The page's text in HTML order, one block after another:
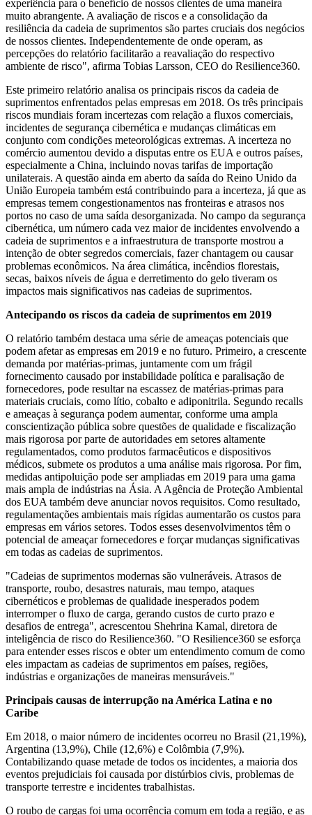
experiência para o benefício de nossos clientes de uma maneira
muito abrangente. A avaliação de riscos e a consolidação da
resiliência da cadeia de suprimentos são partes cruciais dos negócios
de nossos clientes. Independentemente de onde operam, as
percepções do relatório facilitarão a reavaliação do respectivo
ambiente de risco", afirma Tobias Larsson, CEO do Resilience360.
Este primeiro relatório analisa os principais riscos da cadeia de
suprimentos enfrentados pelas empresas em 2018. Os três principais
riscos mundiais foram incertezas com relação a fluxos comerciais,
incidentes de segurança cibernética e mudanças climáticas em
conjunto com condições meteorológicas extremas. A incerteza no
comércio aumentou devido a disputas entre os EUA e outros países,
especialmente a China, incluindo novas tarifas de importação
unilaterais. A questão ainda em aberto da saída do Reino Unido da
União Europeia também está contribuindo para a incerteza, já que as
empresas temem congestionamentos nas fronteiras e atrasos nos
portos no caso de uma saída desorganizada. No campo da segurança
cibernética, um número cada vez maior de incidentes envolvendo a
cadeia de suprimentos e a infraestrutura de transporte mostrou a
intenção de obter segredos comerciais, fazer chantagem ou causar
problemas econômicos. Na área climática, incêndios florestais,
secas, baixos níveis de água e derretimento do gelo tiveram os
impactos mais significativos nas cadeias de suprimentos.
Antecipando os riscos da cadeia de suprimentos em 2019
O relatório também destaca uma série de ameaças potenciais que
podem afetar as empresas em 2019 e no futuro. Primeiro, a crescente
demanda por matérias-primas, juntamente com um frágil
fornecimento causado por instabilidade política e paralisação de
fornecedores, pode resultar na escassez de matérias-primas para
materiais cruciais, como lítio, cobalto e adiponitrila. Segundo recalls
e ameaças à segurança podem aumentar, conforme uma ampla
conscientização pública sobre questões de qualidade e fiscalização
mais rigorosa por parte de autoridades em setores altamente
regulamentados, como produtos farmacêuticos e dispositivos
médicos, submete os produtos a uma análise mais rigorosa. Por fim,
medidas antipoluição pode ser ampliadas em 2019 para uma gama
mais ampla de indústrias na Ásia. A Agência de Proteção Ambiental
dos EUA também deve anunciar novos requisitos. Como resultado,
regulamentações ambientais mais rígidas aumentarão os custos para
empresas em vários setores. Todos esses desenvolvimentos têm o
potencial de ameaçar fornecedores e forçar mudanças significativas
em todas as cadeias de suprimentos.
"Cadeias de suprimentos modernas são vulneráveis. Atrasos de
transporte, roubo, desastres naturais, mau tempo, ataques
cibernéticos e problemas de qualidade inesperados podem
interromper o fluxo de carga, gerando custos de curto prazo e
desafios de entrega", acrescentou Shehrina Kamal, diretora de
inteligência de risco do Resilience360. "O Resilience360 se esforça
para entender esses riscos e obter um entendimento comum de como
eles impactam as cadeias de suprimentos em países, regiões,
indústrias e organizações de maneiras mensuráveis."
Principais causas de interrupção na América Latina e no
Caribe
Em 2018, o maior número de incidentes ocorreu no Brasil (21,19%),
Argentina (13,9%), Chile (12,6%) e Colômbia (7,9%).
Contabilizando quase metade de todos os incidentes, a maioria dos
eventos prejudiciais foi causada por distúrbios civis, problemas de
transporte terrestre e incidentes trabalhistas.
O roubo de cargas foi uma ocorrência comum em toda a região, e as